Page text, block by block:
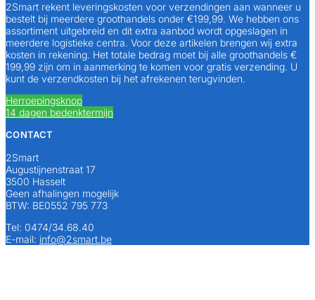
2Smart rekent leveringskosten voor verzendingen aan wanneer u
bestelt bij meerdere groothandels onder €199,99. We hebben ons
assortiment uitgebreid en dit extra aanbod wordt opgeslagen in
meerdere logistieke centra. Voor deze artikelen brengen wij extra
kosten in rekening. Het totale bedrag moet bij alle groothandels €
199,99 zijn om in aanmerking te komen voor gratis verzending. U
kunt de verzendkosten bij het afrekenen terugvinden.
Herroepingsknop
14 dagen bedenktermijn
CONTACT
2Smart
Augustijnenstraat 17
3500 Hasselt
Geen afhalingen mogelijk
BTW: BE0552 795 773
Tel: 0474/34.68.40
E-mail: info@2smart.be